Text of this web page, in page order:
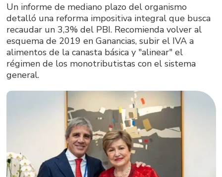
Un informe de mediano plazo del organismo
detalló una reforma impositiva integral que busca
recaudar un 3,3% del PBI. Recomienda volver al
esquema de 2019 en Ganancias, subir el IVA a
alimentos de la canasta básica y "alinear" el
régimen de los monotributistas con el sistema
general.